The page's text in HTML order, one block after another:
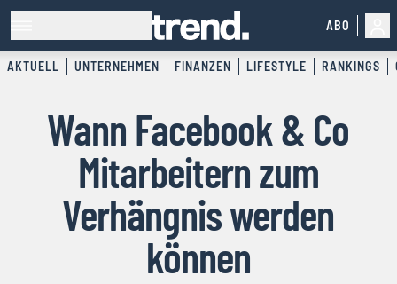
ABO
AKTUELL UNTERNEHMEN FINANZEN LIFESTYLE RANKINGS
Wann Facebook & Co
Mitarbeitern zum
Verhängnis werden
können